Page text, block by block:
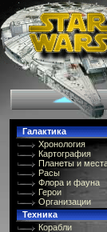
Галактика
Хронология
Картография
Планеты и
Расы
Флора и фауна
Герои
Организации
Техника
Корабли